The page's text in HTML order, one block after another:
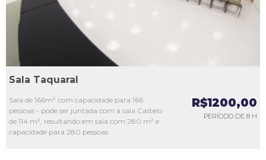
Sala Taquaral
Sala de 166m² com capacidade para 166
pessoas - pode ser juntada com a sala Castelo
de 114 m², resultando em sala com 280 m² e
capacidade para 280 pessoas.
R$1200,00
PERÍODO DE 8 H